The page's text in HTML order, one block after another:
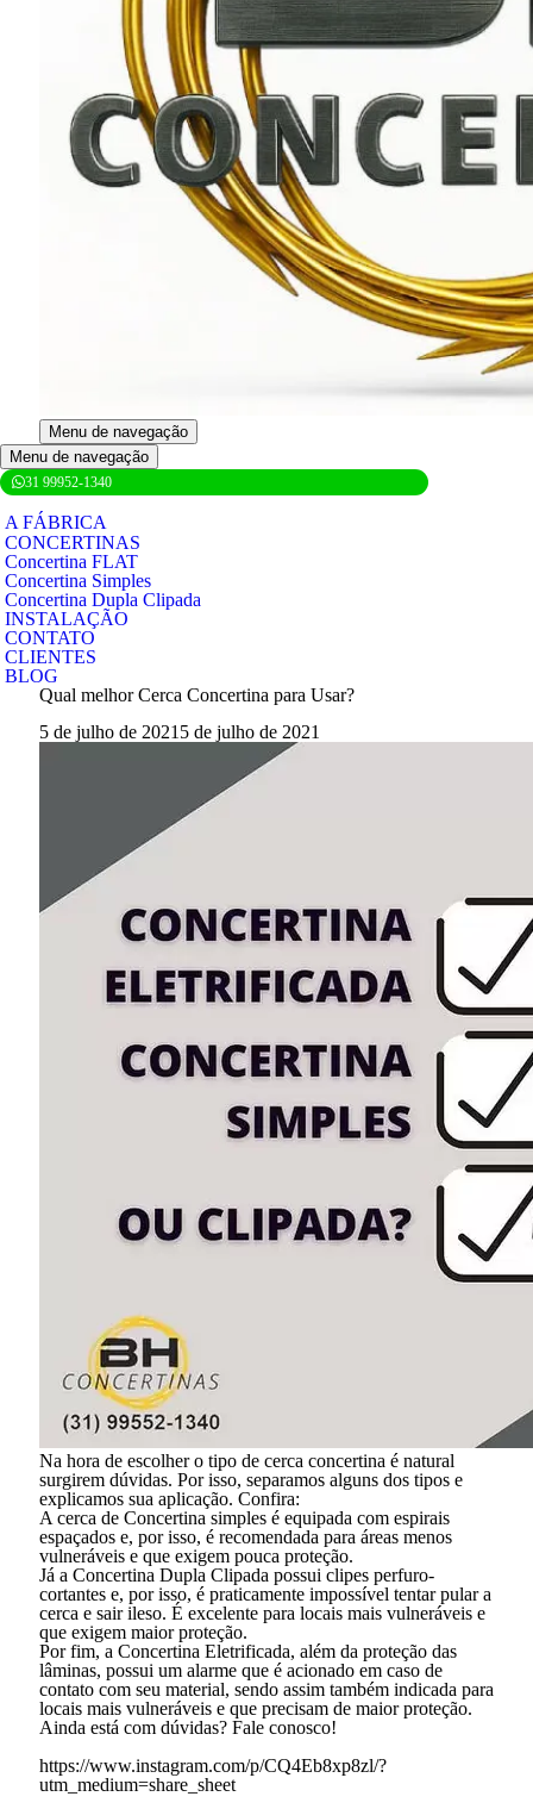
Menu de navegação
Menu de navegação
31 99952-1340
A FÁBRICA
CONCERTINAS
Concertina FLAT
Concertina Simples
Concertina Dupla Clipada
INSTALAÇÃO
CONTATO
CLIENTES
BLOG
Qual melhor Cerca Concertina para Usar?
5 de julho de 2021 5 de julho de 2021
Na hora de escolher o tipo de cerca concertina é natural
surgirem dúvidas. Por isso, separamos alguns dos tipos e
explicamos sua aplicação. Confira:
A cerca de Concertina simples é equipada com espirais
espaçados e, por isso, é recomendada para áreas menos
vulneráveis e que exigem pouca proteção.
Já a Concertina Dupla Clipada possui clipes perfuro-
cortantes e, por isso, é praticamente impossível tentar pular a
cerca e sair ileso. É excelente para locais mais vulneráveis e
que exigem maior proteção.
Por fim, a Concertina Eletrificada, além da proteção das
lâminas, possui um alarme que é acionado em caso de
contato com seu material, sendo assim também indicada para
locais mais vulneráveis e que precisam de maior proteção.
Ainda está com dúvidas? Fale conosco!
https://www.instagram.com/p/CQ4Eb8xp8zl/?
utm_medium=share_sheet